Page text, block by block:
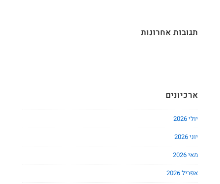
תגובות אחרונות
ארכיונים
יולי 2026
יוני 2026
מאי 2026
אפריל 2026